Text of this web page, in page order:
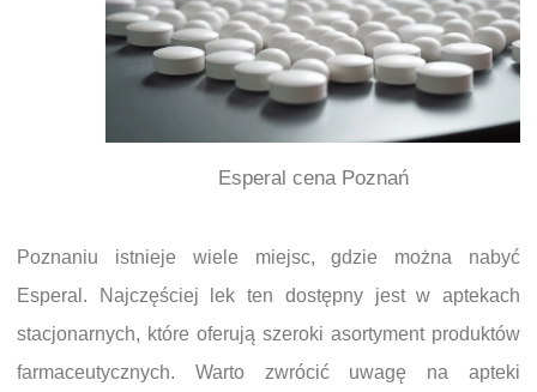
Esperal cena Poznań
Poznaniu istnieje wiele miejsc, gdzie można nabyć
Esperal. Najczęściej lek ten dostępny jest w aptekach
stacjonarnych, które oferują szeroki asortyment produktów
farmaceutycznych. Warto zwrócić uwagę na apteki